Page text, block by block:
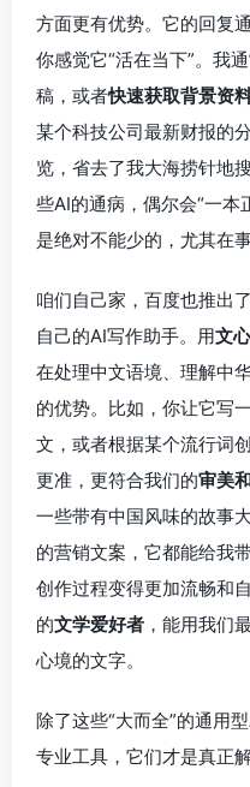
方面更有优势。它的回复
你感觉它“活在当下”。我
稿，或者快速获取背景资
某个科技公司最新财报的
览，省去了我大海捞针地
些AI的通病，偶尔会“一本
是绝对不能少的，尤其在
咱们自己家，百度也推出了
自己的AI写作助手。用文
在处理中文语境、理解中
的优势。比如，你让它写
文，或者根据某个流行词
更准，更符合我们的审美
一些带有中国风味的故事
的营销文案，它都能给我
创作过程变得更加流畅和
的文学爱好者 ，能用我们
心境的文字。
除了这些“大而全”的通用
专业工具，它们才是真正